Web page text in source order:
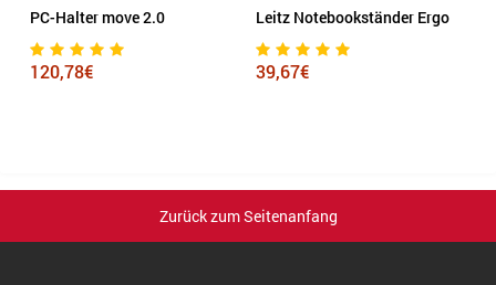
PC-Halter move 2.0
120,78€
Leitz Notebookständer Ergo
39,67€
Zurück zum Seitenanfang